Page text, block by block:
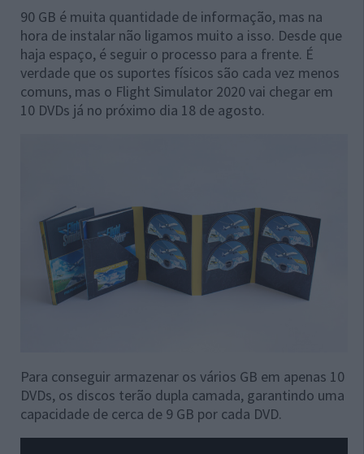
90 GB é muita quantidade de informação, mas na
hora de instalar não ligamos muito a isso. Desde que
haja espaço, é seguir o processo para a frente. É
verdade que os suportes físicos são cada vez menos
comuns, mas o Flight Simulator 2020 vai chegar em
10 DVDs já no próximo dia 18 de agosto.
Para conseguir armazenar os vários GB em apenas 10
DVDs, os discos terão dupla camada, garantindo uma
capacidade de cerca de 9 GB por cada DVD.